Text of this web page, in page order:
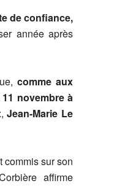
de confiance,
année après
comme aux
novembre à
Jean-Marie Le
commis sur son
affirme